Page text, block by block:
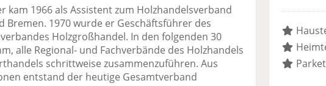
kam 1966 als Assistent zum Holzhandelsverband
Bremen. 1970 wurde er Geschäftsführer des
Holzgroßhandel. In den folgenden 30
alle Regional- und Fachverbände des Holzhandels
schrittweise zusammenzuführen. Aus
entstand der heutige Gesamtverband